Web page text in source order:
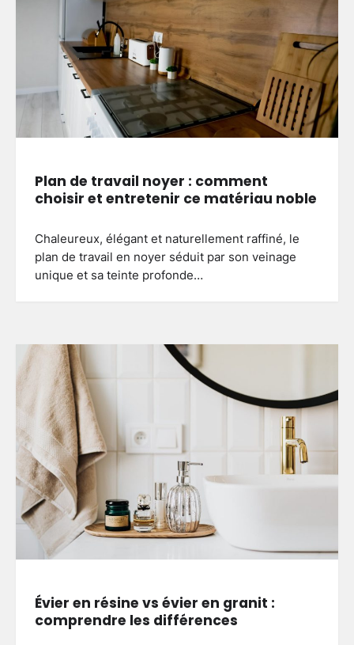
Plan de travail noyer : comment
choisir et entretenir ce matériau noble
Chaleureux, élégant et naturellement raffiné, le
plan de travail en noyer séduit par son veinage
unique et sa teinte profonde…
Évier en résine vs évier en granit :
comprendre les différences